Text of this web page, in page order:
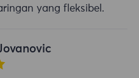
yang fleksibel.